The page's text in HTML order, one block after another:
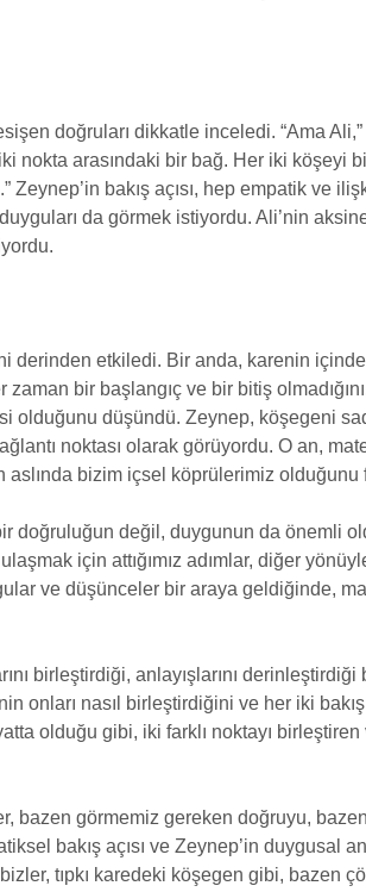
doğruları dikkatle inceledi. “Ama Ali,”
nokta arasındaki bir bağ. Her iki köşeyi
bakış açısı, hep empatik ve
da görmek istiyordu. Ali’nin
derinden etkiledi. Bir anda, karenin
bir başlangıç ve bir bitiş
olduğunu düşündü. Zeynep, köşegeni
noktası olarak görüyordu. O an,
bizim içsel köprülerimiz olduğunu
doğruluğun değil, duygunun da önemli
için attığımız adımlar, diğer
ve düşünceler bir araya geldiğinde,
birleştirdiği, anlayışlarını
onları nasıl birleştirdiğini ve her iki bakış
olduğu gibi, iki farklı noktayı
bazen görmemiz gereken doğruyu,
bakış açısı ve Zeynep’in duygusal
tıpkı karedeki köşegen gibi, bazen